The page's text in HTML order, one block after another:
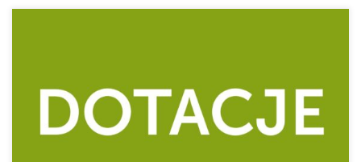
instalacji przeciwpożarowej, odgromowej, uziemiającej i
kanalizacji deszczowej Dofinansowanie: 170 000,00 zł Całkowita
wartość zadania: 250 727,12 zł Data podpisania umowy:
29.05.2025 Zakres prac: wykonanie instalacji kanalizacji